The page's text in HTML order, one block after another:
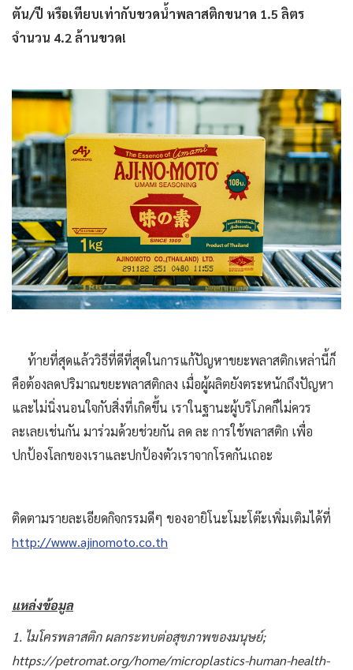
ตัน/ปี หรือเทียบเท่ากับขวดน้ำพลาสติกขนาด 1.5 ลิตร
จำนวน 4.2 ล้านขวด!
ท้ายที่สุดแล้ววิธีที่ดีที่สุดในการแก้ปัญหาขยะพลาสติกเหล่านี้ก็
คือต้องลดปริมาณขยะพลาสติกลง เมื่อผู้ผลิตยังตระหนักถึงปัญหา
และไม่นิ่งนอนใจกับสิ่งที่เกิดขึ้น เราในฐานะผู้บริโภคก็ไม่ควร
ละเลยเช่นกัน มาร่วมด้วยช่วยกัน ลด ละ การใช้พลาสติก เพื่อ
ปกป้องโลกของเราและปกป้องตัวเราจากโรคกันเถอะ
ติดตามรายละเอียดกิจกรรมดีๆ ของอายิโนะโมะโต๊ะเพิ่มเติมได้ที่
http://www.ajinomoto.co.th
แหล่งข้อมูล
1. ไมโครพลาสติก ผลกระทบต่อสุขภาพของมนุษย์;
https://petromat.org/home/microplastics-human-health-